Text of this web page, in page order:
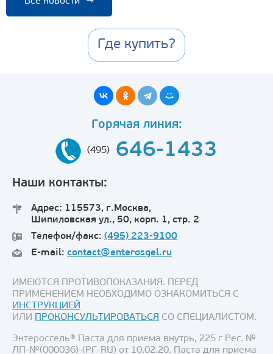
Где купить?
Горячая линия:
(495) 646-1433
Наши контакты:
Адрес: 115573, г.Москва,
Шипиловская ул., 50, корп. 1, стр. 2
Телефон/факс: (495) 223-9100
E-mail: contact@enterosgel.ru
ИМЕЮТСЯ ПРОТИВОПОКАЗАНИЯ. ПЕРЕД
ПРИМЕНЕНИЕМ НЕОБХОДИМО ОЗНАКОМИТЬСЯ С
ИНСТРУКЦИЕЙ
ИЛИ ПРОКОНСУЛЬТИРОВАТЬСЯ СО СПЕЦИАЛИСТОМ.
Энтеросгель® Паста для приема внутрь, 225 г Рег. №
ЛП-№(000036)-(РГ-RU) от 10.02.20. Паста для приема